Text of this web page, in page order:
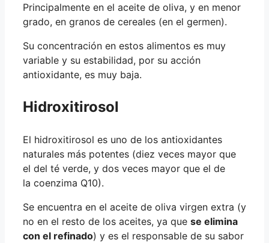
Principalmente en el aceite de oliva, y en menor
grado, en granos de cereales (en el germen).
Su concentración en estos alimentos es muy
variable y su estabilidad, por su acción
antioxidante, es muy baja.
Hidroxitirosol
El hidroxitirosol es uno de los antioxidantes
naturales más potentes (diez veces mayor que
el del té verde, y dos veces mayor que el de
la coenzima Q10).
Se encuentra en el aceite de oliva virgen extra (y
no en el resto de los aceites, ya que se elimina
con el refinado) y es el responsable de su sabor